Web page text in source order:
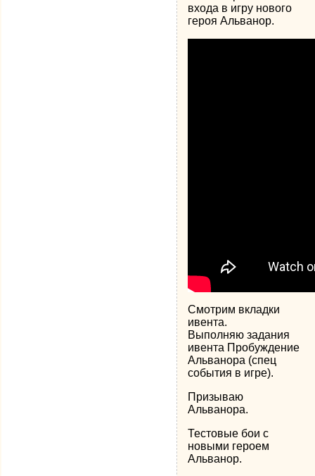
входа в игру нового
героя Альванор.
Смотрим вкладки
ивента.
Выполняю задания
ивента Пробуждение
Альванора (спец
события в игре).
Призываю
Альванора.
Тестовые бои с
новыми героем
Альванор.